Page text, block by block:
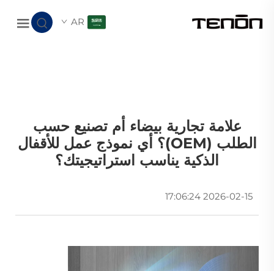
AR
علامة تجارية بيضاء أم تصنيع حسب
الطلب (OEM)؟ أي نموذج عمل للأقفال
الذكية يناسب استراتيجيتك؟
2026-02-15 17:06:24